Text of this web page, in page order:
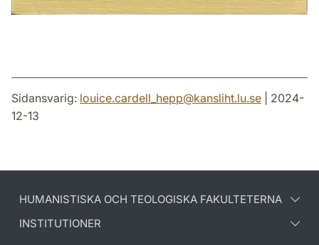
Sidansvarig: louice.cardell_hepp@kansliht.lu.se | 2024-
12-13
HUMANISTISKA OCH TEOLOGISKA FAKULTETERNA
INSTITUTIONER